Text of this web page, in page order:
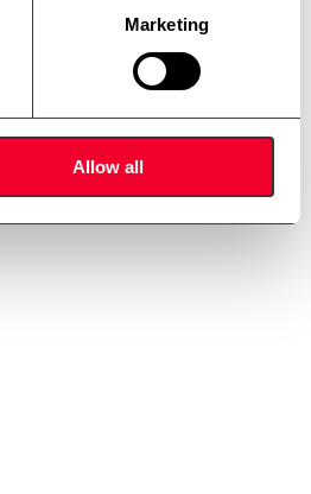
Marketing
Allow all